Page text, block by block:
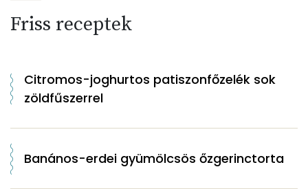
Friss receptek
Citromos-joghurtos patiszonfőzelék sok
zöldfűszerrel
Banános-erdei gyümölcsös őzgerinctorta